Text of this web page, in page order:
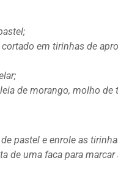
em tirinhas de
de morango, molho
pastel e enrole as
de uma faca para